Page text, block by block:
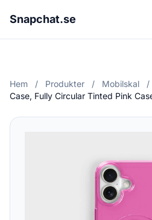
Snapchat.se
Hem / Produkter / Mobilskal /
Case, Fully Circular Tinted Pink